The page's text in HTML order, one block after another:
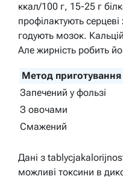
ккал/100 г, 15-25 г
профілактують
годують мозок.
Але жирність робить
Метод приготування
Запечений у фользі
З овочами
Смажений
Дані з
можливі токсини в